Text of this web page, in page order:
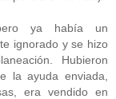
ya había un
ignorado y se hizo
Hubieron
la ayuda enviada,
era vendido en